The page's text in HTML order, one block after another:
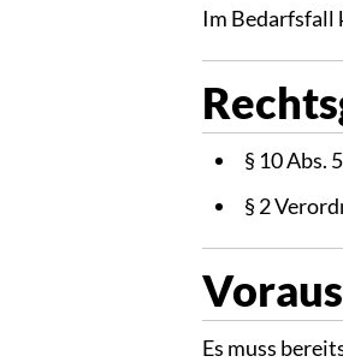
Im Bedarfsfall
§ 10 Abs.
§ 2
Es muss